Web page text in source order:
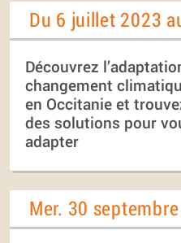
Du 6 juillet 2023
Découvrez
changement
en Occitanie et
des solutions pour
adapter
Mer. 30 septembre